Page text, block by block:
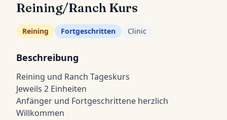
Reining/Ranch Kurs
Reining Fortgeschritten Clinic
Beschreibung
Reining und Ranch Tageskurs
Jeweils 2 Einheiten
Anfänger und Fortgeschrittene herzlich
Willkommen